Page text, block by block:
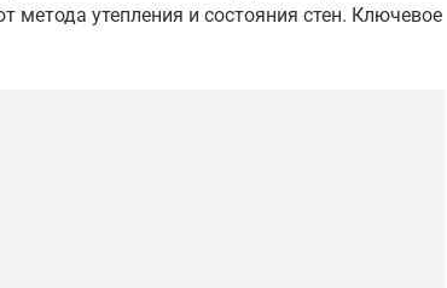
метода утепления и состояния стен. Ключевое